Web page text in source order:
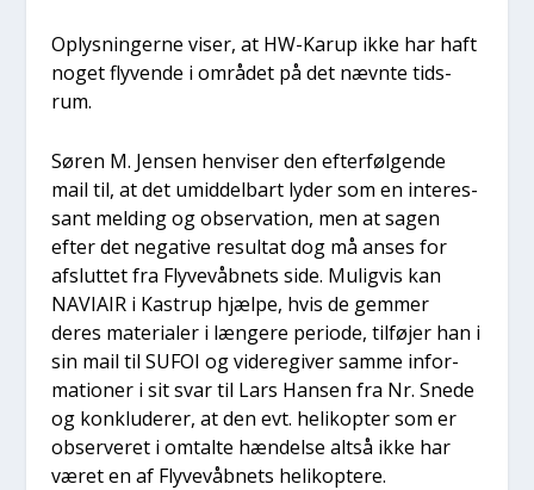
Oplys­nin­ger­ne viser, at HW-Karup ikke har haft
noget fly­ven­de i områ­det på det nævn­te tids­
rum.
Søren M. Jen­sen hen­vi­ser den efter­føl­gen­de
mail til, at det umid­del­bart lyder som en inter­es­
sant mel­ding og obser­va­tion, men at sagen
efter det nega­ti­ve resul­tat dog må anses for
afslut­tet fra Fly­ve­våb­nets side. Mulig­vis kan
NAVIAIR i Kastrup hjæl­pe, hvis de gem­mer
deres mate­ri­a­ler i læn­ge­re peri­o­de, til­fø­jer han i
sin mail til SUFOI og vide­re­gi­ver sam­me infor­
ma­tio­ner i sit svar til Lars Han­sen fra Nr. Sne­de
og kon­klu­de­rer, at den evt. heli­kop­ter som er
obser­ve­ret i omtal­te hæn­del­se alt­så ikke har
været en af Fly­ve­våb­nets heli­kop­te­re.